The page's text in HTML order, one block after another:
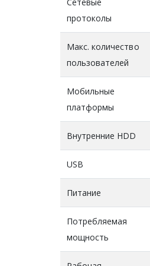
протоколы
Макс. количество
пользователей
Мобильные
платформы
Внутренние HDD
USB
Питание
Потребляемая
мощность